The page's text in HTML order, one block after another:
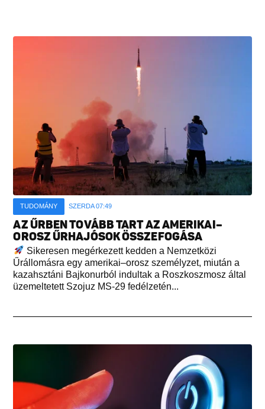
TUDOMÁNY SZERDA 07:49
AZ ŰRBEN TOVÁBB TART AZ AMERIKAI–
OROSZ ŰRHAJÓSOK ÖSSZEFOGÁSA
Sikeresen megérkezett kedden a Nemzetközi
Űrállomásra egy amerikai–orosz személyzet, miután a
kazahsztáni Bajkonurból indultak a Roszkoszmosz által
üzemeltetett Szojuz MS-29 fedélzetén...